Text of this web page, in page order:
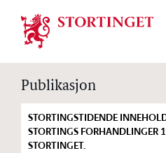
Publikasjon
STORTINGSTIDENDE
STORTINGS FORHANDLINGER
STORTINGET.